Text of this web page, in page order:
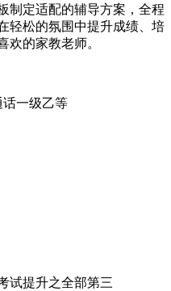
制定适配的辅导方案，全程
轻松的氛围中提升成绩、培
欢的家教老师。
一级乙等
试提升之全部第三